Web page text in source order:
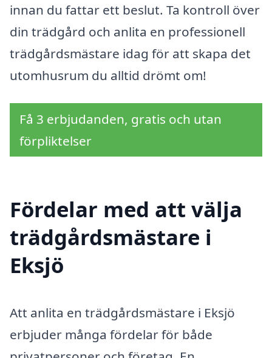
innan du fattar ett beslut. Ta kontroll över
din trädgård och anlita en professionell
trädgårdsmästare idag för att skapa det
utomhusrum du alltid drömt om!
Få 3 erbjudanden, gratis och utan
förpliktelser
Fördelar med att välja
trädgårdsmästare i
Eksjö
Att anlita en trädgårdsmästare i Eksjö
erbjuder många fördelar för både